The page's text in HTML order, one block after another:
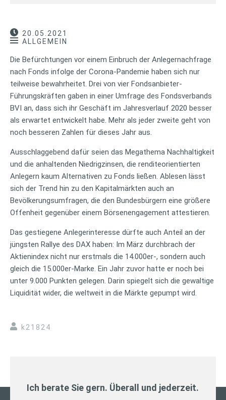
20.05.2021
ALLGEMEIN
Die Befürchtungen vor einem Einbruch der Anlegernachfrage
nach Fonds infolge der Corona-Pandemie haben sich nur
teilweise bewahrheitet. Drei von vier Fondsanbieter-
Führungskräften gaben in einer Umfrage des Fondsverbands
BVI an, dass sich ihr Geschäft im Jahresverlauf 2020 besser
als erwartet entwickelt habe. Mehr als jeder zweite geht von
noch besseren Zahlen für dieses Jahr aus.
Ausschlaggebend dafür seien das Megathema Nachhaltigkeit
und die anhaltenden Niedrigzinsen, die renditeorientierten
Anlegern kaum Alternativen zu Fonds ließen. Ablesen lässt
sich der Trend hin zu den Kapitalmärkten auch an
Bevölkerungsumfragen, die den Bundesbürgern eine größere
Offenheit gegenüber einem Börsenengagement attestieren.
Das gestiegene Anlegerinteresse dürfte auch Anteil an der
jüngsten Rallye des DAX haben: Im März durchbrach der
Aktienindex nicht nur erstmals die 14.000er-, sondern auch
gleich die 15.000er-Marke. Ein Jahr zuvor hatte er noch bei
unter 9.000 Punkten gelegen. Darin spiegelt sich die gewaltige
Liquidität wider, die weltweit in die Märkte gepumpt wird.
k21824
Ich berate Sie gern. Überall und jederzeit.